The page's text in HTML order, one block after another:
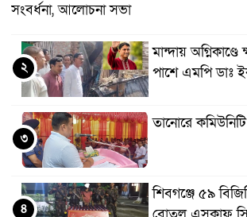
সংবর্ধনা, আলোচনা সভা
মান্দায় অগ্নিকাণ্ডে
পাশে এমপি ডাঃ
২
তানোরে
৩
শিবগঞ্জে ৫৯
৪